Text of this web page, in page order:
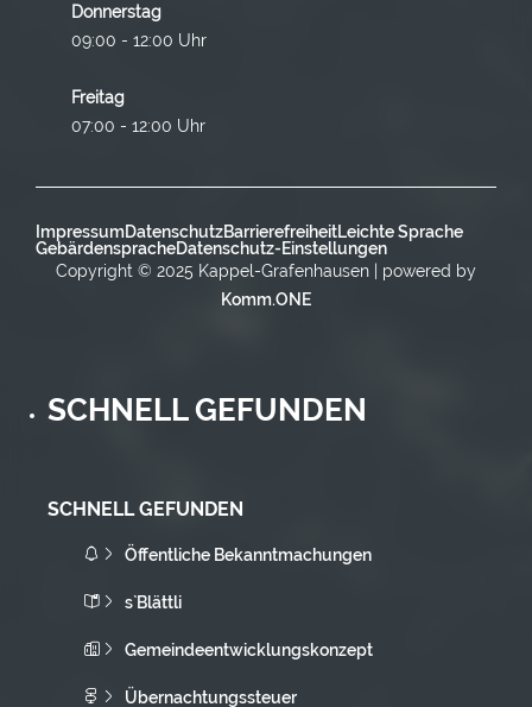
Donnerstag
09:00 - 12:00 Uhr
Freitag
07:00 - 12:00 Uhr
ImpressumDatenschutzBarrierefreiheitLeichte Sprache
GebärdenspracheDatenschutz-Einstellungen
Copyright © 2025 Kappel-Grafenhausen | powered by
Komm.ONE
SCHNELL GEFUNDEN
SCHNELL GEFUNDEN
Öffentliche Bekanntmachungen
s`Blättli
Gemeindeentwicklungskonzept
Übernachtungssteuer